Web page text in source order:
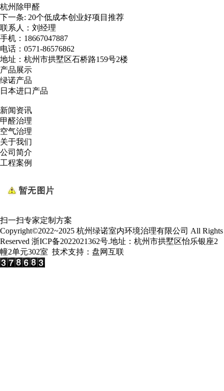
杭州除甲醛
下一条: 20个低成本创业好项目推荐
联系人：刘经理
手机：18667047887
电话：0571-86576862
地址：杭州市拱墅区石桥路159号2楼
产品展示
绿诺产品
日本进口产品
新闻资讯
甲醛治理
空气治理
关于我们
公司简介
工程案例
扫一扫专家定制方案
Copyright©2022~2025 杭州绿诺室内环境治理有限公司 All Rights
Reserved 浙ICP备2022021362号.地址：杭州市拱墅区怡乐银座2
幢2单元302室 技术支持： 盘网互联